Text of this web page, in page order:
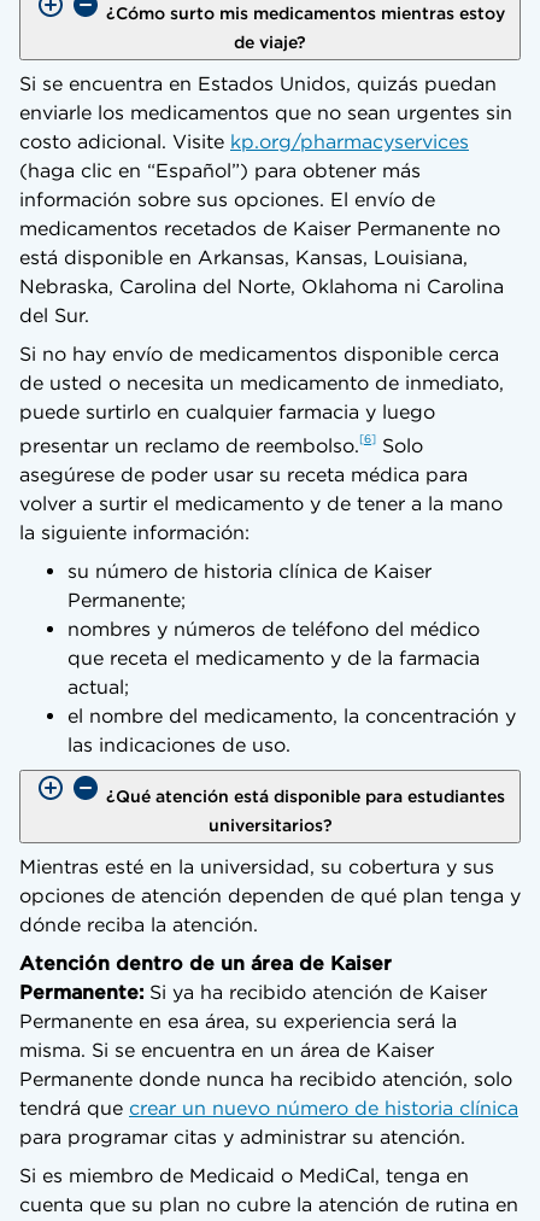
¿Cómo surto mis medicamentos mientras estoy
de viaje?
Si se encuentra en Estados Unidos, quizás puedan
enviarle los medicamentos que no sean urgentes sin
costo adicional. Visite kp.org/pharmacyservices
(haga clic en “Español”) para obtener más
información sobre sus opciones. El envío de
medicamentos recetados de Kaiser Permanente no
está disponible en Arkansas, Kansas, Louisiana,
Nebraska, Carolina del Norte, Oklahoma ni Carolina
del Sur.
Si no hay envío de medicamentos disponible cerca
de usted o necesita un medicamento de inmediato,
puede surtirlo en cualquier farmacia y luego
presentar un reclamo de reembolso. 6
Solo
asegúrese de poder usar su receta médica para
volver a surtir el medicamento y de tener a la mano
la siguiente información:
su número de historia clínica de Kaiser
Permanente;
nombres y números de teléfono del médico
que receta el medicamento y de la farmacia
actual;
el nombre del medicamento, la concentración y
las indicaciones de uso.
¿Qué atención está disponible para estudiantes
universitarios?
Mientras esté en la universidad, su cobertura y sus
opciones de atención dependen de qué plan tenga y
dónde reciba la atención.
Atención dentro de un área de Kaiser
Permanente: Si ya ha recibido atención de Kaiser
Permanente en esa área, su experiencia será la
misma. Si se encuentra en un área de Kaiser
Permanente donde nunca ha recibido atención, solo
tendrá que crear un nuevo número de historia clínica
para programar citas y administrar su atención.
Si es miembro de Medicaid o MediCal, tenga en
cuenta que su plan no cubre la atención de rutina en